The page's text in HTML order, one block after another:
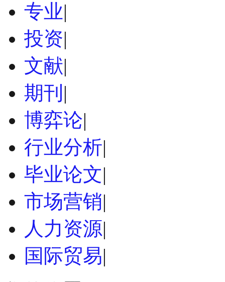
专业|
投资|
文献|
期刊 |
博弈论|
行业分析|
毕业论文|
市场营销|
人力资源|
国际贸易|